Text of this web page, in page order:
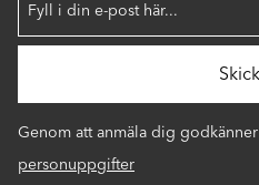
Genom att anmäla dig
personuppgifter